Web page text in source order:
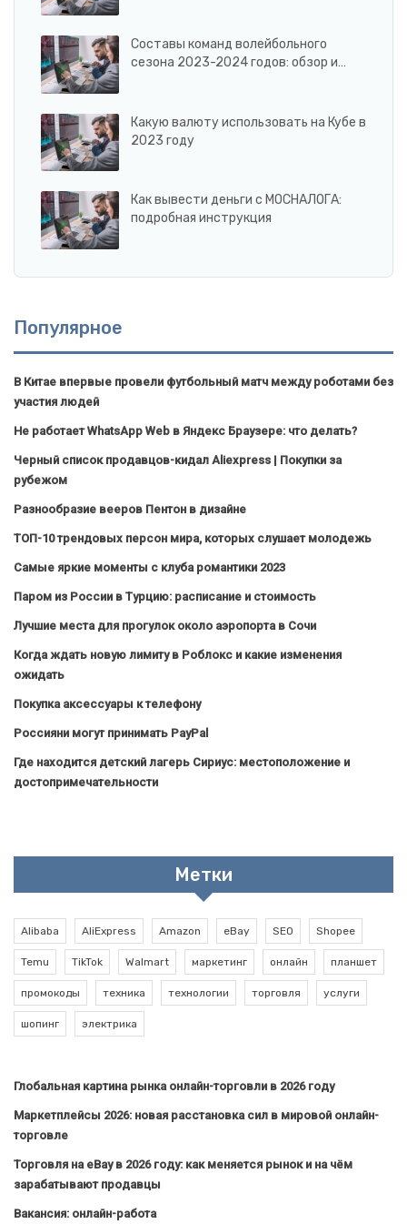
Составы команд волейбольного
сезона 2023-2024 годов: обзор и…
Какую валюту использовать на Кубе в
2023 году
Как вывести деньги с МОСНАЛОГА:
подробная инструкция
Популярное
В Китае впервые провели футбольный матч между роботами без
участия людей
Не работает WhatsApp Web в Яндекс Браузере: что делать?
Черный список продавцов-кидал Aliexpress | Покупки за
рубежом
Разнообразие вееров Пентон в дизайне
ТОП-10 трендовых персон мира, которых слушает молодежь
Самые яркие моменты с клуба романтики 2023
Паром из России в Турцию: расписание и стоимость
Лучшие места для прогулок около аэропорта в Сочи
Когда ждать новую лимиту в Роблокс и какие изменения
ожидать
Покупка аксессуары к телефону
Россияни могут принимать PayPal
Где находится детский лагерь Сириус: местоположение и
достопримечательности
Метки
Alibaba AliExpress Amazon eBay SEO Shopee
Temu TikTok Walmart маркетинг онлайн планшет
промокоды техника технологии торговля услуги
шопинг электрика
Глобальная картина рынка онлайн-торговли в 2026 году
Маркетплейсы 2026: новая расстановка сил в мировой онлайн-
торговле
Торговля на eBay в 2026 году: как меняется рынок и на чём
зарабатывают продавцы
Вакансия: онлайн-работа